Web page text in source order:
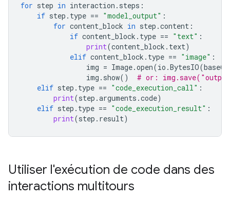
for step in interaction . steps :
if step . type == "model_output" :
for content_block in step .content :
if content_block . type == "text" :
print(content_block . text)
elif content_block . type == "image" :
img = Image.open(io .BytesIO(base64
img . show()
# or:
elif step . type == "code_execution_call" :
print(step .arguments .code)
elif step . type == "code_execution_result" :
print(step . result)
Utiliser l'exécution de code dans des
interactions multitours